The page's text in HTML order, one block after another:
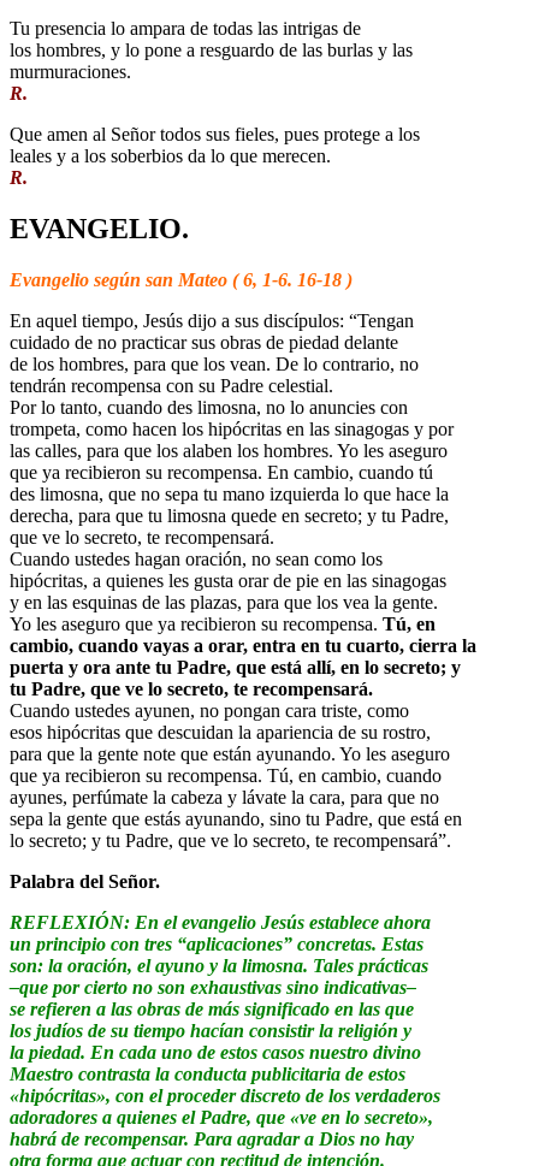
Tu presencia lo ampara de todas las intrigas de
los hombres, y lo pone a resguardo de las burlas y las
murmuraciones.
R.
Que amen al Señor todos sus fieles, pues protege a los
leales y a los soberbios da lo que merecen.
R.
EVANGELIO.
Evangelio según san Mateo ( 6, 1-6. 16-18 )
En aquel tiempo, Jesús dijo a sus discípulos: “Tengan
cuidado de no practicar sus obras de piedad delante
de los hombres, para que los vean. De lo contrario, no
tendrán recompensa con su Padre celestial.
Por lo tanto, cuando des limosna, no lo anuncies con
trompeta, como hacen los hipócritas en las sinagogas y por
las calles, para que los alaben los hombres. Yo les aseguro
que ya recibieron su recompensa. En cambio, cuando tú
des limosna, que no sepa tu mano izquierda lo que hace la
derecha, para que tu limosna quede en secreto; y tu Padre,
que ve lo secreto, te recompensará.
Cuando ustedes hagan oración, no sean como los
hipócritas, a quienes les gusta orar de pie en las sinagogas
y en las esquinas de las plazas, para que los vea la gente.
Yo les aseguro que ya recibieron su recompensa. Tú, en
cambio, cuando vayas a orar, entra en tu cuarto, cierra la
puerta y ora ante tu Padre, que está allí, en lo secreto; y
tu Padre, que ve lo secreto, te recompensará.
Cuando ustedes ayunen, no pongan cara triste, como
esos hipócritas que descuidan la apariencia de su rostro,
para que la gente note que están ayunando. Yo les aseguro
que ya recibieron su recompensa. Tú, en cambio, cuando
ayunes, perfúmate la cabeza y lávate la cara, para que no
sepa la gente que estás ayunando, sino tu Padre, que está en
lo secreto; y tu Padre, que ve lo secreto, te recompensará”.
Palabra del Señor.
REFLEXIÓN: En el evangelio Jesús establece ahora
un principio con tres “aplicaciones” concretas. Estas
son: la oración, el ayuno y la limosna. Tales prácticas
–que por cierto no son exhaustivas sino indicativas–
se refieren a las obras de más significado en las que
los judíos de su tiempo hacían consistir la religión y
la piedad. En cada uno de estos casos nuestro divino
Maestro contrasta la conducta publicitaria de estos
«hipócritas», con el proceder discreto de los verdaderos
adoradores a quienes el Padre, que «ve en lo secreto»,
habrá de recompensar. Para agradar a Dios no hay
otra forma que actuar con rectitud de intención.